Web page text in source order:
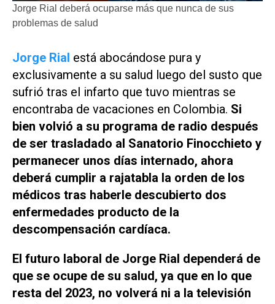
Jorge Rial deberá ocuparse más que nunca de sus
problemas de salud
Jorge Rial está abocándose pura y
exclusivamente a su salud luego del susto que
sufrió tras el infarto que tuvo mientras se
encontraba de vacaciones en Colombia. Si
bien volvió a su programa de radio después
de ser trasladado al Sanatorio Finocchieto y
permanecer unos días internado, ahora
deberá cumplir a rajatabla la orden de los
médicos tras haberle descubierto dos
enfermedades producto de la
descompensación cardíaca.
El futuro laboral de Jorge Rial dependerá de
que se ocupe de su salud, ya que en lo que
resta del 2023, no volverá ni a la televisión